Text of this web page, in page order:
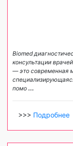
Biomed
консультации
— это современная
помо ...
>>> Подробнее